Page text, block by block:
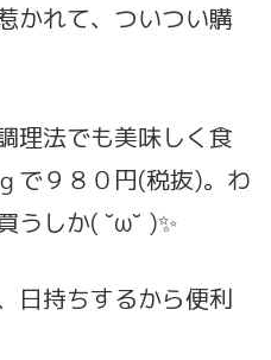
かれて、ついつい購
理法でも美味しく食
で９８０円(税抜)。わ
うしか( ˘ω˘ )✨
日持ちするから便利